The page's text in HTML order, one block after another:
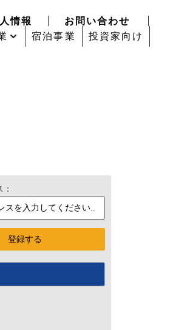
情報
お問い合わせ
宿泊事業 投資家向け